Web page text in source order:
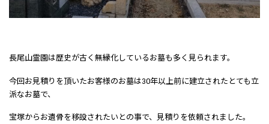
長尾山霊園は歴史が古く無縁化しているお墓も多く見られます。
今回お見積りを頂いたお客様のお墓は30年以上前に建立されたとても立
派なお墓で、
宝塚からお遺骨を移設されたいとの事で、見積りを依頼されました。